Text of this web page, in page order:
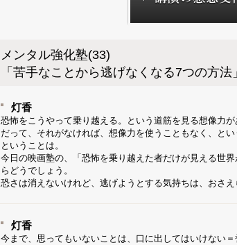
メンタル強化塾(33)
「苦手なことから逃げなくなる7つの方法」
灯香
恐怖をこうやって乗り越える。という道筋を見る想像力
だって、それがなければ、想像力を使うこともなく、と
ということは。
今日の映画塾の、「恐怖を乗り越えた者だけが見える世
らどうでしょう。
恐さは消えないけれど、逃げようとする気持ちは、おさえ
灯香
今まで、思ってもいないことは、口に出してはいけない